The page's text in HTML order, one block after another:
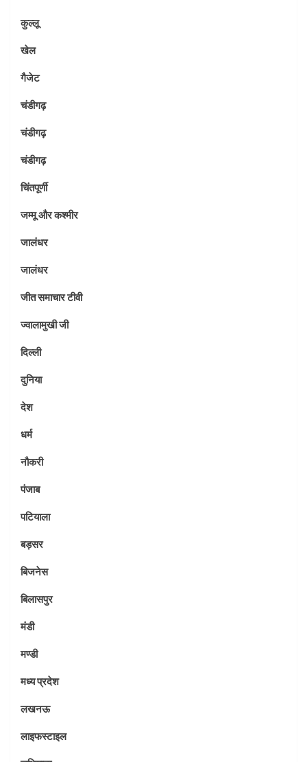
कुल्लू
खेल
गैजेट
चंडीगढ़
चंडीगढ़
चंडीगढ़
चिंतपूर्णी
जम्मू और कश्मीर
जालंधर
जालंधर
जीत समाचार टीवी
ज्वालामुखी जी
दिल्ली
दुनिया
देश
धर्म
नौकरी
पंजाब
पटियाला
बड़सर
बिजनेस
बिलासपुर
मंडी
मण्डी
मध्य प्रदेश
लखनऊ
लाइफस्टाइल